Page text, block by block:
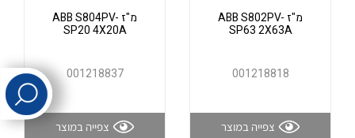
מ"ז ABB S802PV-
SP63 2X63A
001218818
צפייה במוצר
מ"ז ABB S804PV-
SP20 4X20A
001218837
צפייה במוצר